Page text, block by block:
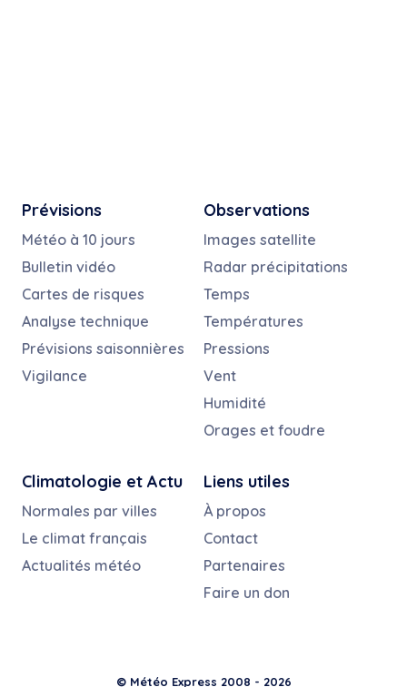
Prévisions
Météo à 10 jours
Bulletin vidéo
Cartes de risques
Analyse technique
Prévisions saisonnières
Vigilance
Observations
Images satellite
Radar précipitations
Temps
Températures
Pressions
Vent
Humidité
Orages et foudre
Climatologie et Actu
Normales par villes
Le climat français
Actualités météo
Liens utiles
À propos
Contact
Partenaires
Faire un don
© Météo Express 2008 - 2026